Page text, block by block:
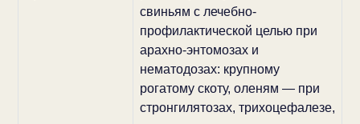
свиньям с лечебно-
профилактической целью при
арахно-энтомозах и
нематодозах: крупному
рогатому скоту, оленям — при
стронгилятозах, трихоцефалезе,